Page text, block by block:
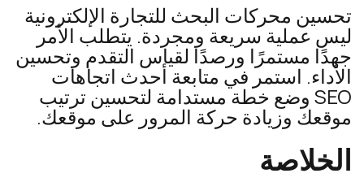
تحسين محركات البحث للتجارة الإلكترونية
ليس عملية سريعة ومجردة. يتطلب الأمر
جهدًا مستمرًا ورصدًا لقياس التقدم وتحسين
الأداء. استمر في متابعة أحدث اتجاهات
SEO وضع خطة مستدامة لتحسين ترتيب
موقعك وزيادة حركة المرور على موقعك.
الخلاصة